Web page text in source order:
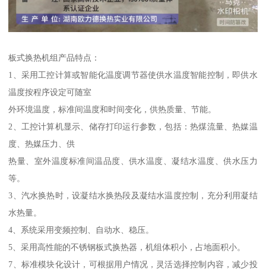
板式换热机组产品特点：
1、采用工控计算或智能化温度调节器使供水温度智能控制，即供水
温度按程序设定可随室
外环境温度，标准间温度和时间变化，供热质量、节能。
2、工控计算机显示、储存打印运行参数，包括：热煤流量、热媒温
度、热媒压力、供
热量、室外温度标准间温品度、供水温度、凝结水温度、供水压力
等。
3、汽水换热时，设凝结水换热段及凝结水温度控制，充分利用凝结
水热量。
4、系统采用变频控制、自动水、稳压。
5、采用高性能的不锈钢板式换热器，机组体积小，占地面积小。
7、标准模块化设计，可根据用户情况，灵活选择控制内容，减少投